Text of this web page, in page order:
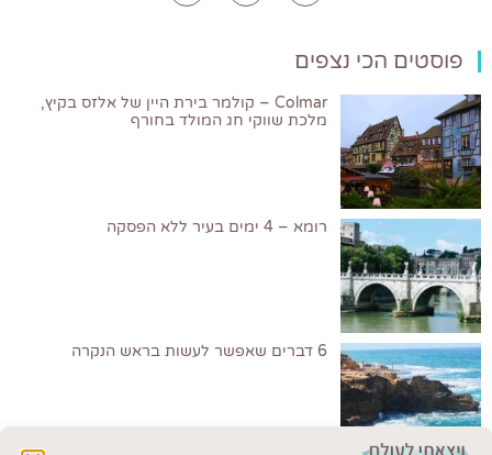
פוסטים הכי נצפים
Colmar – קולמר בירת היין של אלזס בקיץ,
מלכת שווקי חג המולד בחורף
רומא – 4 ימים בעיר ללא הפסקה
6 דברים שאפשר לעשות בראש הנקרה